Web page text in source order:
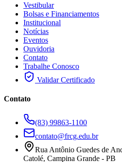
Vestibular
Bolsas e Financiamentos
Institucional
Notícias
Eventos
Ouvidoria
Contato
Trabalhe Conosco
Validar Certificado
Contato
(83) 99863-1100
contato@frcg.edu.br
Rua Antônio Guedes de
Catolé, Campina Grande - PB